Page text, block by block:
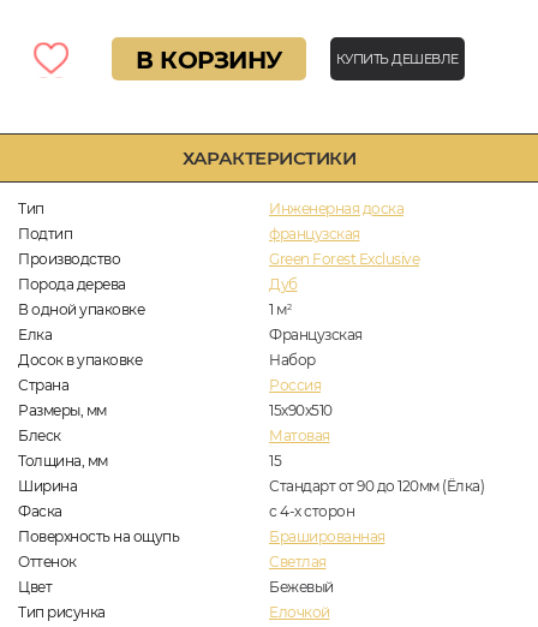
ХАРАКТЕРИСТИКИ
Тип
Инженерная доска
Подтип
французская
Производство
Green Forest Exclusive
Порода дерева
Дуб
В одной упаковке
1 м2
Елка
Французская
Досок в упаковке
Набор
Страна
Россия
Размеры, мм
15х90х510
Блеск
Матовая
Толщина, мм
15
Ширина
Стандарт от 90 до 120мм (Ёлка)
Фаска
с 4-х сторон
Поверхность на ощупь
Брашированная
Оттенок
Светлая
Цвет
Бежевый
Тип рисунка
Елочкой
В КОРЗИНУ КУПИТЬ ДЕШЕВЛЕ